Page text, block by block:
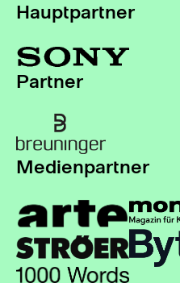
Hauptpartner
Partner
Medienpartner